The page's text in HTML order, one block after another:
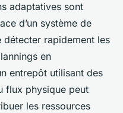
adaptatives sont
d’un système de
détecter rapidement les
en
entrepôt utilisant des
flux physique peut
les ressources